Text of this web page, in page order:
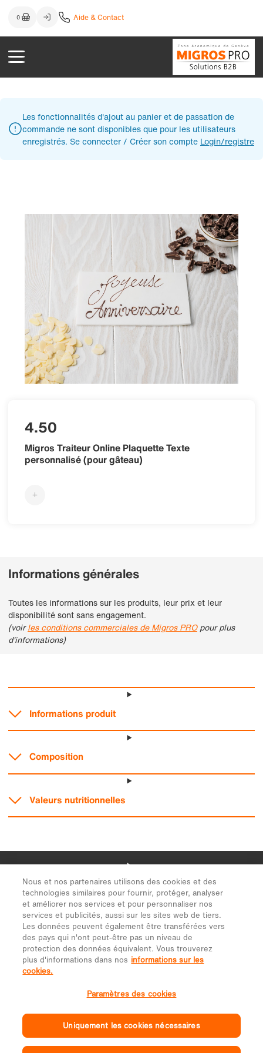
Nous et nos partenaires utilisons des cookies et des
technologies similaires pour fournir, protéger, analyser
et améliorer nos services et pour personnaliser nos
services et publicités, aussi sur les sites web de tiers.
Les données peuvent également être transférées vers
des pays qui n'ont peut-être pas un niveau de
protection des données équivalent. Vous trouverez
plus d'informations dans nos informations sur les
cookies.
Paramètres des cookies
Uniquement les cookies nécessaires